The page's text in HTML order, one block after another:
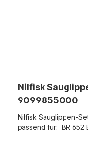
Nilfisk
9099855000
Nilfisk Sauglippen-
passend für: BR 652